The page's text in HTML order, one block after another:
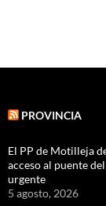
PROVINCIA
El PP de Motilleja
acceso al puente
urgente
5 agosto, 2026